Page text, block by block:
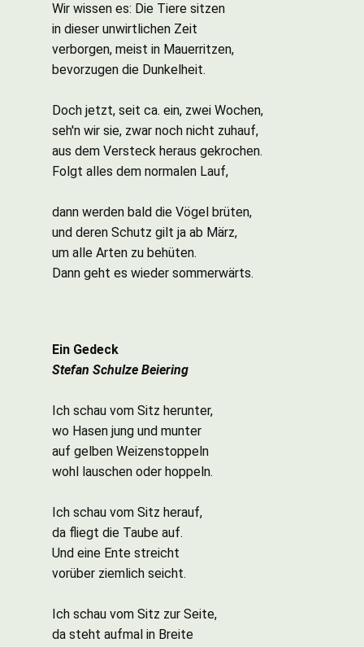
Wir wissen es: Die Tiere sitzen
in dieser unwirtlichen Zeit
verborgen, meist in Mauerritzen,
bevorzugen die Dunkelheit.
Doch jetzt, seit ca. ein, zwei Wochen,
seh'n wir sie, zwar noch nicht zuhauf,
aus dem Versteck heraus gekrochen.
Folgt alles dem normalen Lauf,
dann werden bald die Vögel brüten,
und deren Schutz gilt ja ab März,
um alle Arten zu behüten.
Dann geht es wieder sommerwärts.
Ein Gedeck
Stefan Schulze Beiering
Ich schau vom Sitz herunter,
wo Hasen jung und munter
auf gelben Weizenstoppeln
wohl lauschen oder hoppeln.
Ich schau vom Sitz herauf,
da fliegt die Taube auf.
Und eine Ente streicht
vorüber ziemlich seicht.
Ich schau vom Sitz zur Seite,
da steht aufmal in Breite